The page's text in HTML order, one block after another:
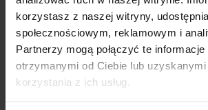
korzystasz z naszej witryny,
społecznościowym, reklamowym i
Partnerzy mogą połączyć te
otrzymanymi od Ciebie lub
korzystania z ich usług.